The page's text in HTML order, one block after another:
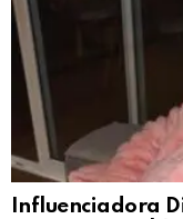
Influenciadora